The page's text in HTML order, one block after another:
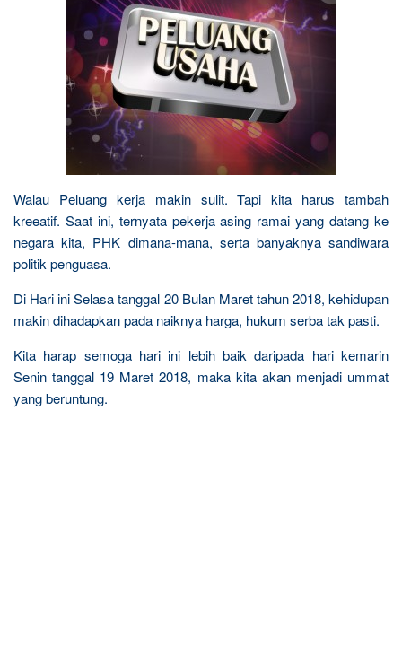
Walau Peluang kerja makin sulit. Tapi kita harus tambah
kreeatif. Saat ini, ternyata pekerja asing ramai yang datang ke
negara kita, PHK dimana-mana, serta banyaknya sandiwara
politik penguasa.
Di Hari ini Selasa tanggal 20 Bulan Maret tahun 2018, kehidupan
makin dihadapkan pada naiknya harga, hukum serba tak pasti.
Kita harap semoga hari ini lebih baik daripada hari kemarin
Senin tanggal 19 Maret 2018, maka kita akan menjadi ummat
yang beruntung.